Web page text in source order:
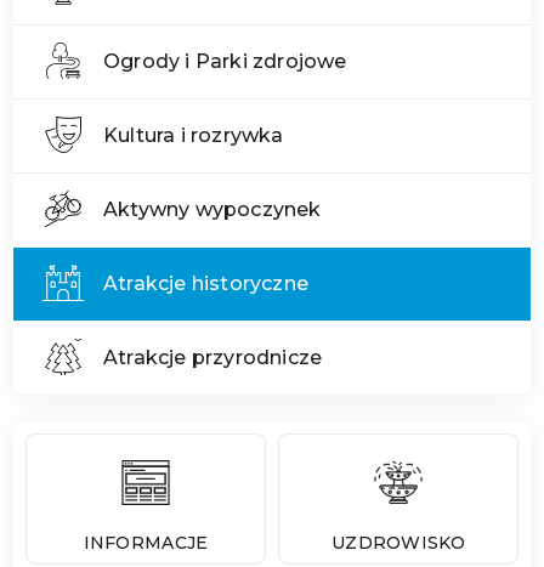
Ogrody i Parki zdrojowe
Kultura i rozrywka
Aktywny wypoczynek
Atrakcje historyczne
Atrakcje przyrodnicze
INFORMACJE UZDROWISKO